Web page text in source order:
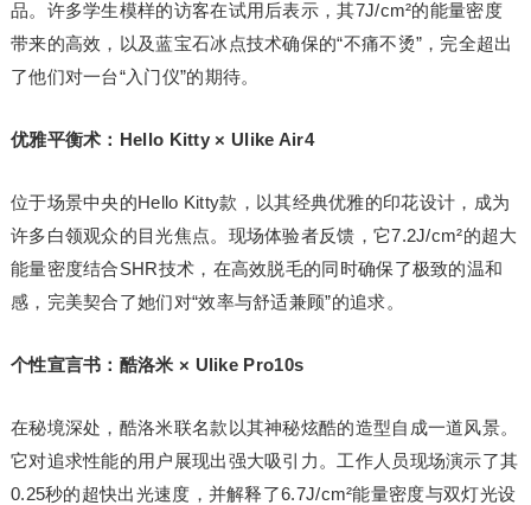
品。许多学生模样的访客在试用后表示，其7J/cm²的能量密度
带来的高效，以及蓝宝石冰点技术确保的“不痛不烫”，完全超出
了他们对一台“入门仪”的期待。
优雅平衡术：Hello Kitty × Ulike Air4
位于场景中央的Hello Kitty款，以其经典优雅的印花设计，成为
许多白领观众的目光焦点。现场体验者反馈，它7.2J/cm²的超大
能量密度结合SHR技术，在高效脱毛的同时确保了极致的温和
感，完美契合了她们对“效率与舒适兼顾”的追求。
个性宣言书：酷洛米 × Ulike Pro10s
在秘境深处，酷洛米联名款以其神秘炫酷的造型自成一道风景。
它对追求性能的用户展现出强大吸引力。工作人员现场演示了其
0.25秒的超快出光速度，并解释了6.7J/cm²能量密度与双灯光设